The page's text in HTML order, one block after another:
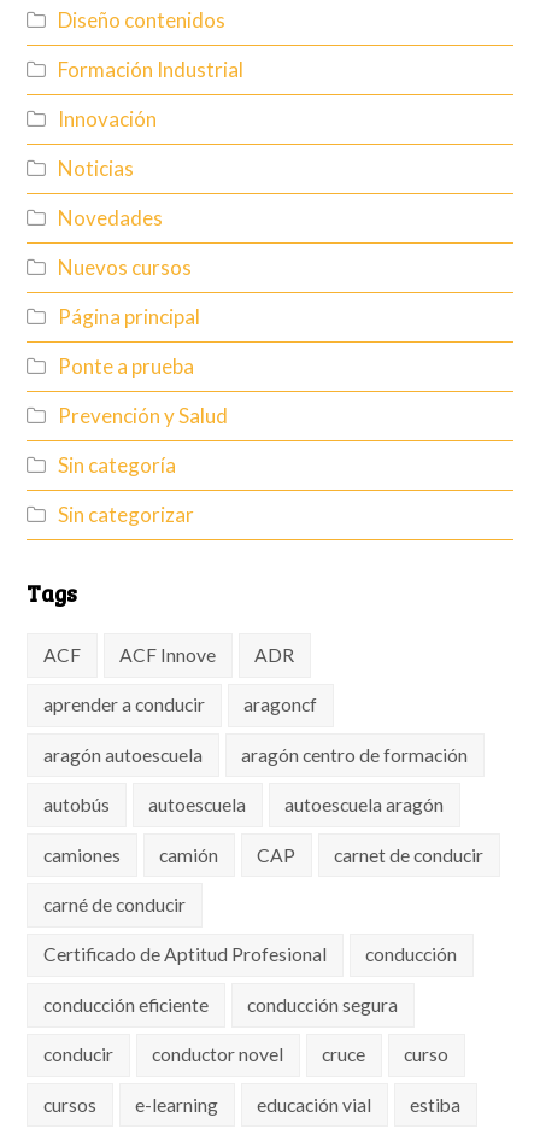
Diseño contenidos
Formación Industrial
Innovación
Noticias
Novedades
Nuevos cursos
Página principal
Ponte a prueba
Prevención y Salud
Sin categoría
Sin categorizar
Tags
ACF ACF Innove ADR
aprender a conducir aragoncf
aragón autoescuela aragón centro de formación
autobús autoescuela autoescuela aragón
camiones camión CAP carnet de conducir
carné de conducir
Certificado de Aptitud Profesional conducción
conducción eficiente conducción segura
conducir conductor novel cruce curso
cursos e-learning educación vial estiba